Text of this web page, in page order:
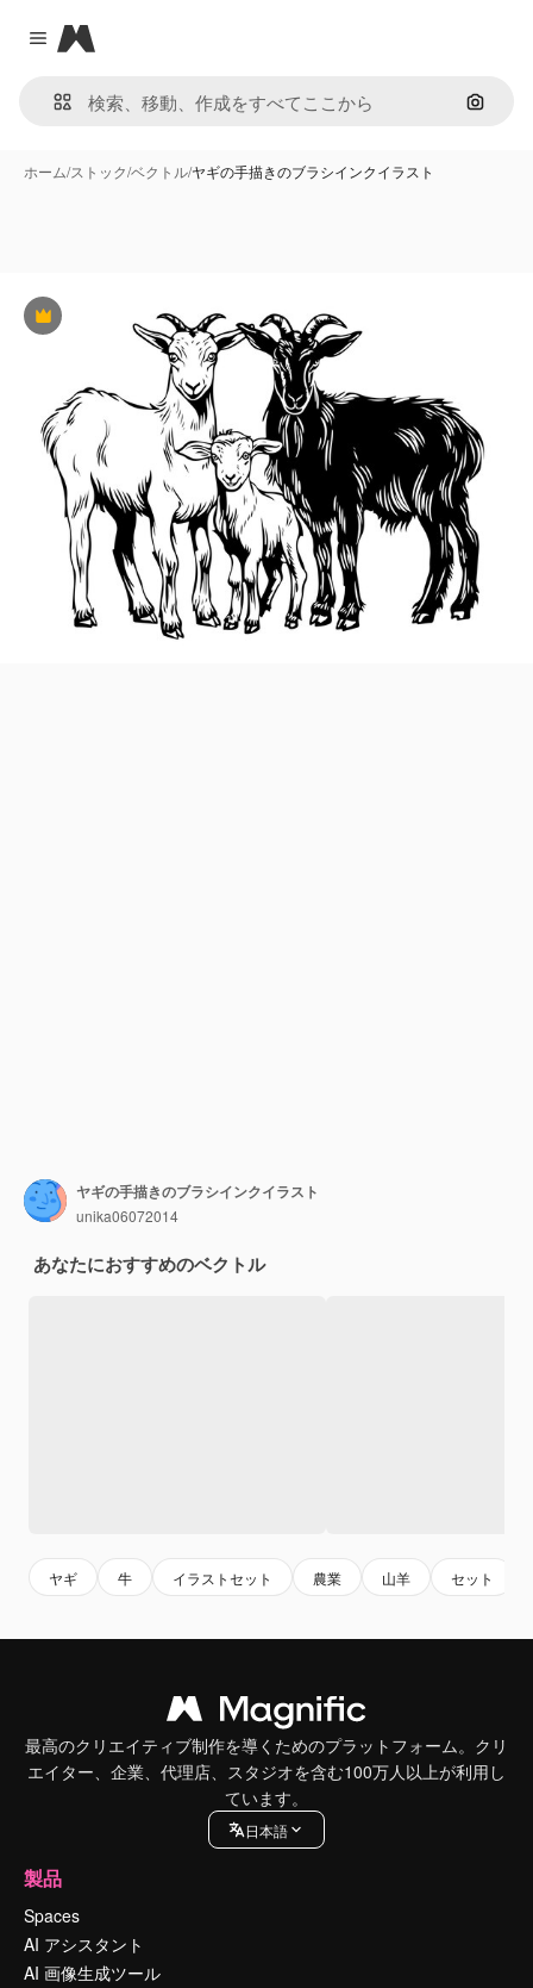
Close menu
Magnific
画像で
ホーム/ストック/ベクトル/ヤギの手描きのブラシインクイラスト
Premium
ヤギの手描きのブラシインクイラスト
unika06072014
あなたにおすすめのベクトル
ヤギ 牛 イラストセット 農業 山羊 セット
最高のクリエイティブ制作を導くためのプラットフォーム。クリ
エイター、企業、代理店、スタジオを含む100万人以上が利用し
ています。
日本語
製品
Spaces
AI アシスタント
AI 画像生成ツール